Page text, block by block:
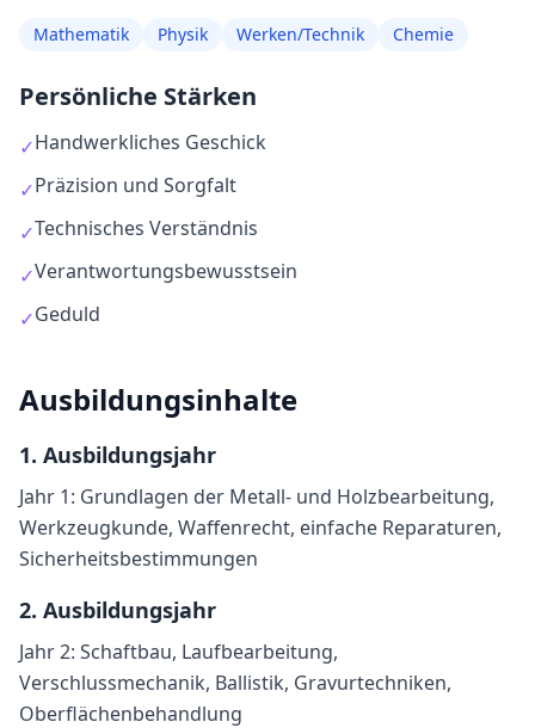
Mathematik Physik Werken/Technik Chemie
Persönliche Stärken
✓Handwerkliches Geschick
✓Präzision und Sorgfalt
✓Technisches Verständnis
✓Verantwortungsbewusstsein
✓Geduld
Ausbildungsinhalte
1. Ausbildungsjahr
Jahr 1: Grundlagen der Metall- und Holzbearbeitung,
Werkzeugkunde, Waffenrecht, einfache Reparaturen,
Sicherheitsbestimmungen
2. Ausbildungsjahr
Jahr 2: Schaftbau, Laufbearbeitung,
Verschlussmechanik, Ballistik, Gravurtechniken,
Oberflächenbehandlung